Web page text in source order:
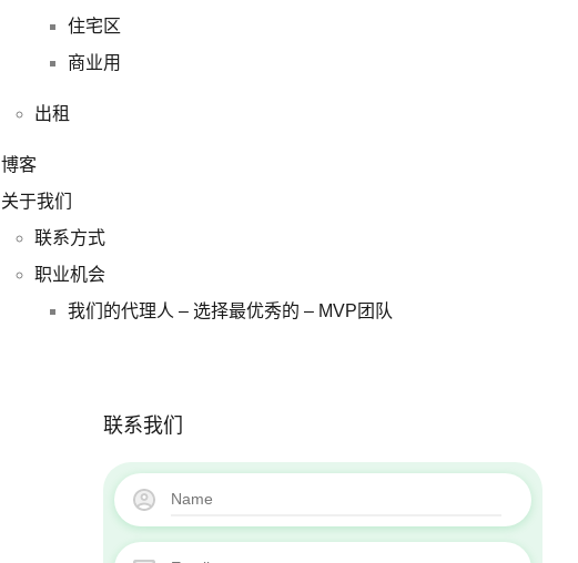
我们的代理人 – 选择最优秀的 – MVP团队
住宅区
商业用
出租
博客
关于我们
联系方式
职业机会
我们的代理人 – 选择最优秀的 – MVP团队
联系我们